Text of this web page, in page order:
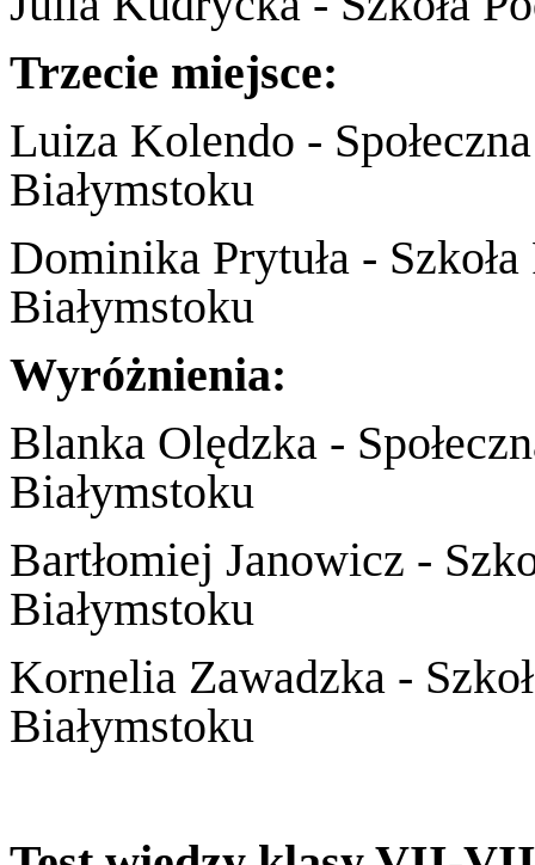
Trzecie miejsce:
Luiza Kolendo -
Białymstoku
Dominika Prytuła -
Białymstoku
Wyróżnienia:
Blanka Olędzka -
Białymstoku
Bartłomiej Janowicz -
Białymstoku
Kornelia Zawadzka -
Białymstoku